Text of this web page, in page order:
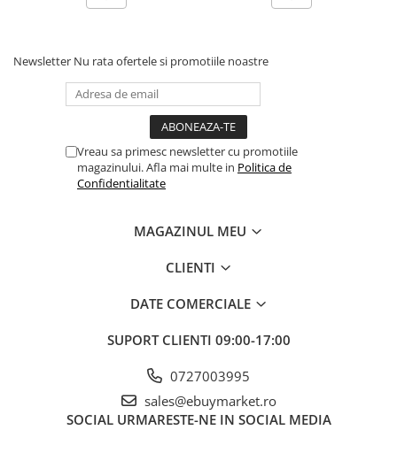
Newsletter Nu rata ofertele si promotiile noastre
Vreau sa primesc newsletter cu promotiile
magazinului. Afla mai multe in Politica de
Confidentialitate
MAGAZINUL MEU
CLIENTI
DATE COMERCIALE
SUPORT CLIENTI 09:00-17:00
0727003995
sales@ebuymarket.ro
SOCIAL URMARESTE-NE IN SOCIAL MEDIA